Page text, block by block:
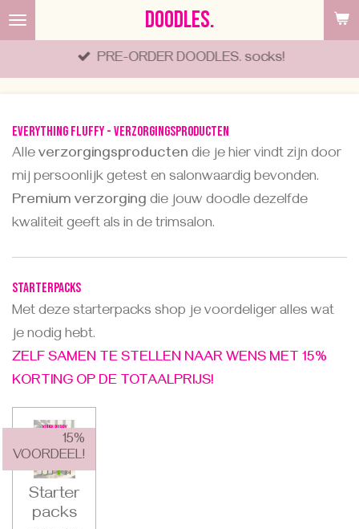
Ga
direct
DOODLES.
PRE-ORDER DOODLES. socks!
Everything fluffy - verzorgingsproducten
Alleverzorgingsproducten die je hier vindt zijn door
mij persoonlijk getest en salonwaardig bevonden.
Premium verzorging die jouw doodle dezelfde
kwaliteit geeft als in de trimsalon.
STARTERPACKS
Met deze starterpacks shop je voordeliger alles wat
je nodig hebt.
ZELF SAMEN TE STELLEN NAAR WENS MET 15%
KORTING OP DE TOTAALPRIJS!
15%
VOORDEEL!
Starter
packs